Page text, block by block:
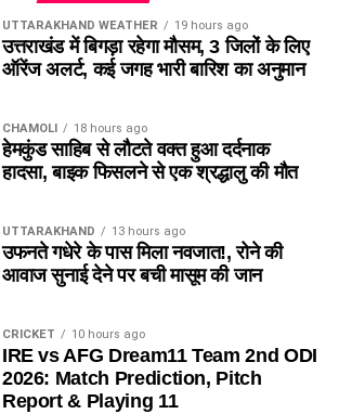
UTTARAKHAND WEATHER 19 hours ago
उत्तराखंड में बिगड़ा रहेगा मौसम, 3 जिलों के लिए
ऑरेंज अलर्ट, कई जगह भारी बारिश का अनुमान
CHAMOLI 18 hours ago
हेमकुंड साहिब से लौटते वक्त हुआ दर्दनाक
हादसा, बाइक फिसलने से एक श्रद्धालु की मौत
UTTARAKHAND 13 hours ago
उफनते गधेरे के पास मिला नवजात!, रोने की
आवाज सुनाई देने पर बची मासूम की जान
CRICKET 10 hours ago
IRE vs AFG Dream11 Team 2nd ODI
2026: Match Prediction, Pitch
Report & Playing 11